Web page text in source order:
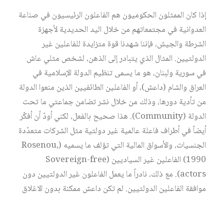
إذا كان الممثلون الحكوميون هم الفاعلون الرئيسيون في صناعة
العدوانية في مجتمعاتهم من خلال اليد الحديدية لأجهزة
الشرطة والجيش، فإننا شهدنا قوة متزايدة للفاعلين غير
الدولتيين. المثال الذي يتبادر إلى الذهن، لشخص مثلي عاش
في سورية ولبنان، هو ما يسمى تنظيم الدولة الإسلامية في
العراق والشام (داعش)، أو الفاعلين الطائفيين الذين منعوا الدولة
من تأدية دورها، وذلك من خلال نشر تضامن جماعتي ما تحت
الدولة (Community). هذا صحيح بالفعل، لكني أودّ أن أفكّر
أيضاً في أطراف فاعلة عالمية غير دولتية مثل الشركات متعدّدة
الجنسيات، والأسواق المالية التي تؤلف ما يسميه (Rosenou,
1990) الفاعلين غير السياديين (Sovereign-free
actors). مع ذلك، نادراً ما يعمل الفاعلون غير الدولتيين دون
موافقة الفاعلين الدولتيين. لم تكن داعش ممكنة بدون الاغلاق